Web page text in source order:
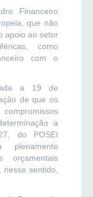
Financeiro
que não
apoio ao setor
como
com o
a 19 de
de que os
a
do POSEI
plenamente
orçamentais
sentido,